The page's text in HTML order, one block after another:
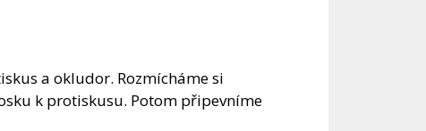
a okludor. Rozmícháme si
k protiskusu. Potom připevníme